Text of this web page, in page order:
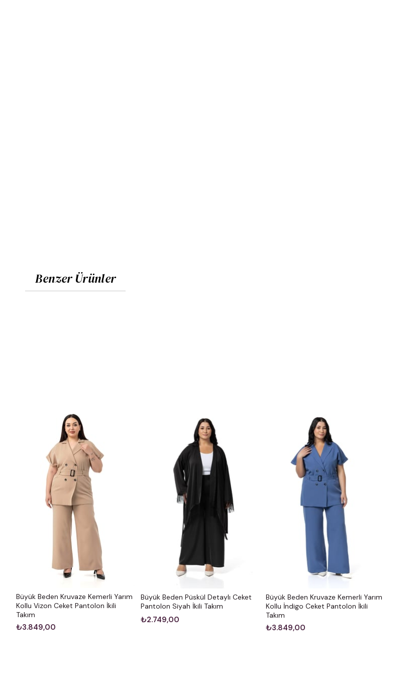
Benzer Ürünler
Büyük Beden Kruvaze Kemerli Yarım
Kollu Vizon Ceket Pantolon İkili
Takım
₺3.849,00
Büyük Beden Püskül Detaylı Ceket
Pantolon Siyah İkili Takım
₺2.749,00
Büyük Beden Kruvaze Kemerli Yarım
Kollu İndigo Ceket Pantolon İkili
Takım
₺3.849,00